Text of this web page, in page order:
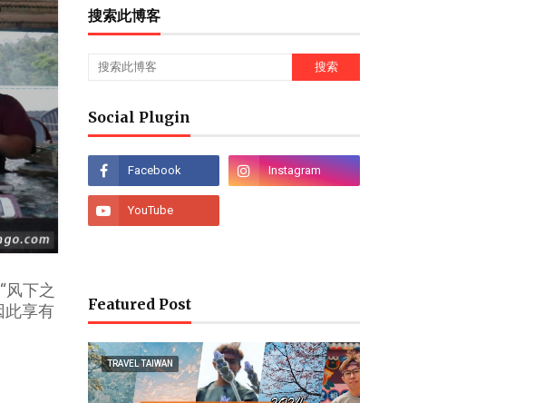
风下之
此享有
搜索此博客
Social Plugin
Featured Post
TRAVEL TAIWAN